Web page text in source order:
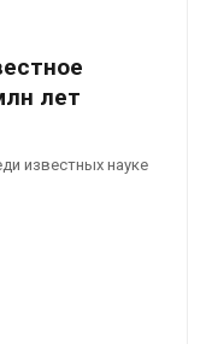
лет
известных науке